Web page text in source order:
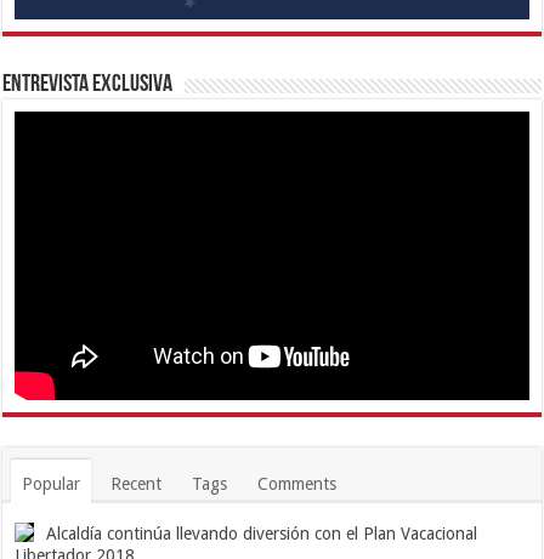
Entrevista Exclusiva
Popular Recent Tags Comments
Alcaldía continúa llevando diversión con el Plan Vacacional